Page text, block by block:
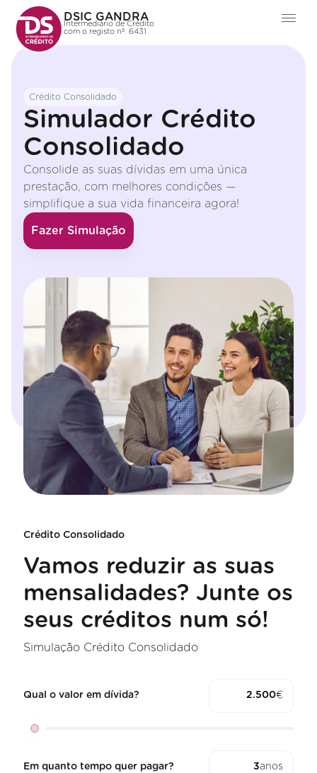
DSIC GANDRA
Intermediário de Crédito
com o registo nº. 6431
Crédito Consolidado
Simulador Crédito
Consolidado
Consolide as suas dívidas em uma única
prestação, com melhores condições —
simplifique a sua vida financeira agora!
Fazer Simulação
Crédito Consolidado
Vamos reduzir as suas
mensalidades? Junte os
seus créditos num só!
Simulação Crédito Consolidado
Qual o valor em dívida? €
Em quanto tempo quer pagar? anos